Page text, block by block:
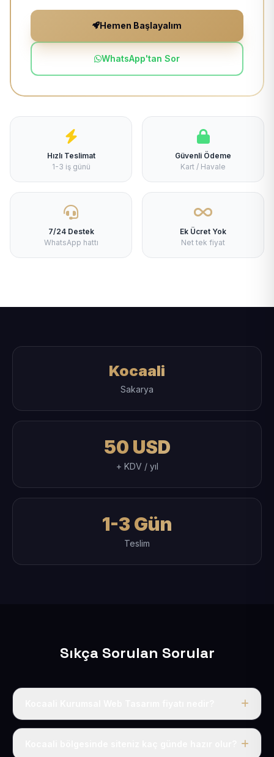
Hemen Başlayalım
WhatsApp'tan Sor
Hızlı Teslimat
1-3 iş günü
Güvenli Ödeme
Kart / Havale
7/24 Destek
WhatsApp hattı
Ek Ücret Yok
Net tek fiyat
Kocaali
Sakarya
50 USD
+ KDV / yıl
1-3 Gün
Teslim
Sıkça Sorulan Sorular
Tek fiyat uygulanır: yıllık 50 USD + KDV. Bu bedele alan